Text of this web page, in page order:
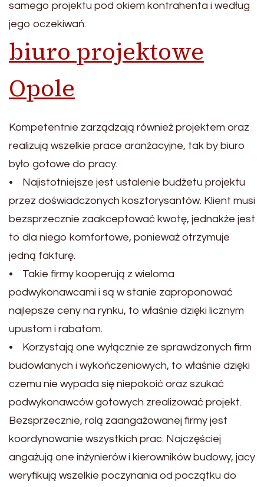
samego projektu pod okiem kontrahenta i według
jego oczekiwań.
biuro projektowe
Opole
Kompetentnie zarządzają również projektem oraz
realizują wszelkie prace aranżacyjne, tak by biuro
było gotowe do pracy.
• Najistotniejsze jest ustalenie budżetu projektu
przez doświadczonych kosztorysantów. Klient musi
bezsprzecznie zaakceptować kwotę, jednakże jest
to dla niego komfortowe, ponieważ otrzymuje
jedną fakturę.
• Takie firmy kooperują z wieloma
podwykonawcami i są w stanie zaproponować
najlepsze ceny na rynku, to właśnie dzięki licznym
upustom i rabatom.
• Korzystają one wyłącznie ze sprawdzonych firm
budowlanych i wykończeniowych, to właśnie dzięki
czemu nie wypada się niepokoić oraz szukać
podwykonawców gotowych zrealizować projekt.
Bezsprzecznie, rolą zaangażowanej firmy jest
koordynowanie wszystkich prac. Najczęściej
angażują one inżynierów i kierowników budowy, jacy
weryfikują wszelkie poczynania od początku do